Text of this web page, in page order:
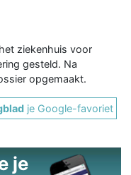
ziekenhuis voor
gesteld. Na
opgemaakt.
je Google-favoriet
je